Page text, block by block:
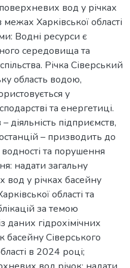
вод у річках
Харківської області
Водні ресурси є
середовища та
Річка Сіверський
область водою,
у
та енергетиці.
підприємств,
– призводить до
та порушення
надати загальну
вод у річках басейну
області та
за темою
даних гідрохімічних
басейну Сіверського
в 2024 році;